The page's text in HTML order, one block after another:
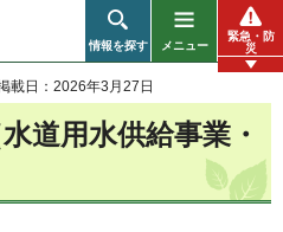
情報を探す メニュー
緊急・防
災
載日：2026年3月27日
道用水供給事業・